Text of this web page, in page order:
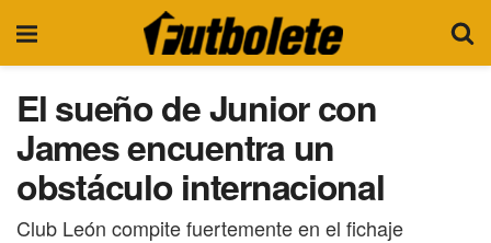
El sueño de Junior con
James encuentra un
obstáculo internacional
Club León compite fuertemente en el fichaje